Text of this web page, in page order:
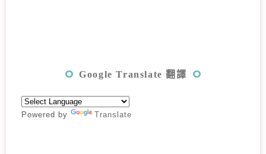
Google Translate 翻譯
Powered by Translate